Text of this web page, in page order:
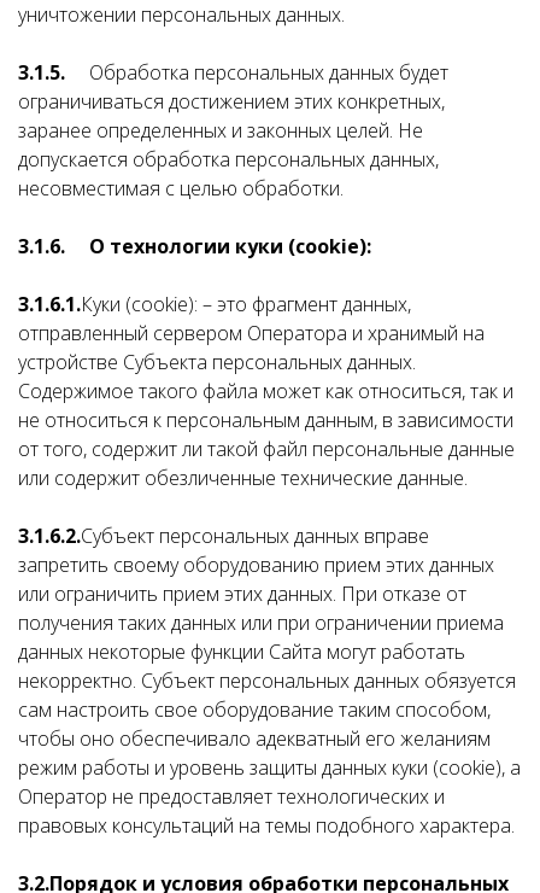
уничтожении персональных данных.
3.1.5. Обработка персональных данных будет
ограничиваться достижением этих конкретных,
заранее определенных и законных целей. Не
допускается обработка персональных данных,
несовместимая с целью обработки.
3.1.6. О технологии куки (cookie):
3.1.6.1.Куки (cookie): – это фрагмент данных,
отправленный сервером Оператора и хранимый на
устройстве Субъекта персональных данных.
Содержимое такого файла может как относиться, так и
не относиться к персональным данным, в зависимости
от того, содержит ли такой файл персональные данные
или содержит обезличенные технические данные.
3.1.6.2.Субъект персональных данных вправе
запретить своему оборудованию прием этих данных
или ограничить прием этих данных. При отказе от
получения таких данных или при ограничении приема
данных некоторые функции Сайта могут работать
некорректно. Субъект персональных данных обязуется
сам настроить свое оборудование таким способом,
чтобы оно обеспечивало адекватный его желаниям
режим работы и уровень защиты данных куки (cookie), а
Оператор не предоставляет технологических и
правовых консультаций на темы подобного характера.
3.2.Порядок и условия обработки персональных